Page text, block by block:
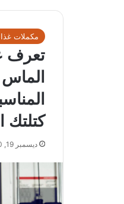
مكملات
تعرف
الماس
كتلتك
ديسمبر 19, 2020